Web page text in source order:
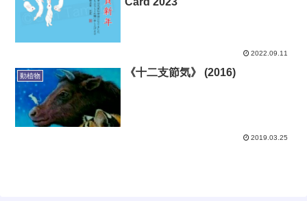
2022.09.11
動植物 《十二支節気》 (2016)
2019.03.25